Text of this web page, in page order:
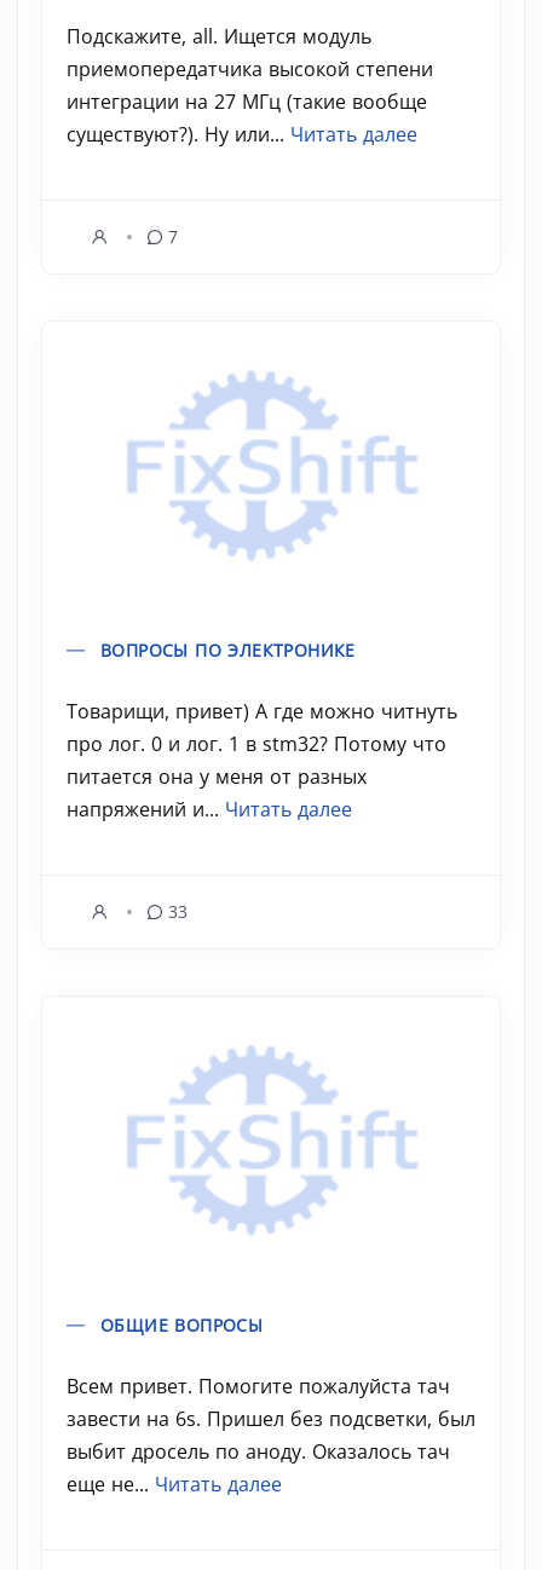
Подскажите, all. Ищется модуль
приемопередатчика высокой степени
интеграции на 27 МГц (такие вообще
существуют?). Ну или... Читать далее
7
ВОПРОСЫ ПО ЭЛЕКТРОНИКЕ
Товарищи, привет) А где можно читнуть
про лог. 0 и лог. 1 в stm32? Потому что
питается она у меня от разных
напряжений и... Читать далее
33
ОБЩИЕ ВОПРОСЫ
Всем привет. Помогите пожалуйста тач
завести на 6s. Пришел без подсветки, был
выбит дросель по аноду. Оказалось тач
еще не... Читать далее